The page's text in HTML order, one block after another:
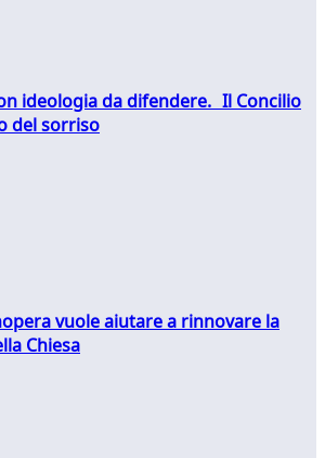
ideologia da difendere. Il Concilio
del sorriso
vuole aiutare a rinnovare la
Chiesa